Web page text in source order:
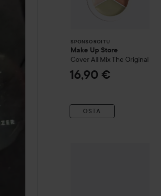
SPONSOROITU
Make Up Store
Cover All MixThe Original
16,90 €
OSTA